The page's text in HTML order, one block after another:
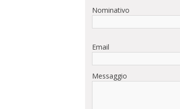
Nominativo
Email
Messaggio